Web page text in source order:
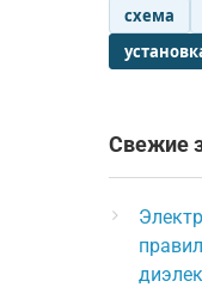
схема
Свежие